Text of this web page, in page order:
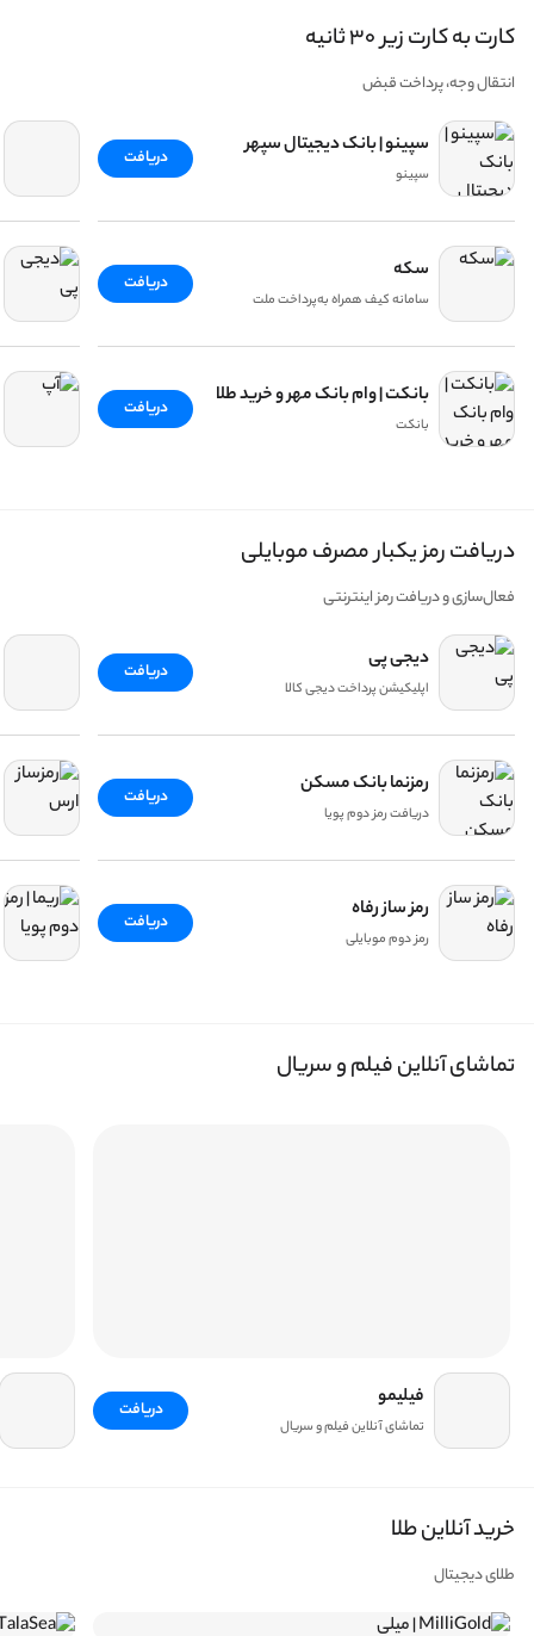
کارت به کارت زیر ۳۰ ثانیه
انتقال وجه، پرداخت قبض
سپینو | بانک دیجیتال سپهر
سپینو
دریافت
سکه
سامانه کیف همراه به‌پرداخت ملت
دریافت
بانکت | وام بانک مهر و خرید طلا
بانکت
دریافت
دریافت رمز یکبار مصرف موبایلی
فعال‌سازی و دریافت رمز اینترنتی
دیجی پی
اپلیکیشن پرداخت دیجی کالا
دریافت
رمزنما بانک مسکن
دریافت رمز دوم پویا
دریافت
رمز ساز رفاه
رمز دوم موبایلی
دریافت
تماشای آنلاین فیلم و سریال
فیلیمو
تماشای آنلاین فیلم و سریال
دریافت
خرید آنلاین طلا
طلای دیجیتال